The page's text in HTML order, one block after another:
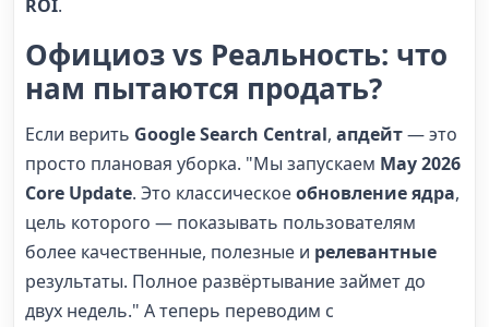
ROI.
Официоз vs Реальность: что
нам пытаются продать?
Если верить Google Search Central, апдейт— это
просто плановая уборка. "Мы запускаем May 2026
Core Update. Это классическоеобновление ядра,
цель которого — показывать пользователям
более качественные, полезные и релевантные
результаты. Полное развёртывание займет до
двух недель." А теперь переводим с